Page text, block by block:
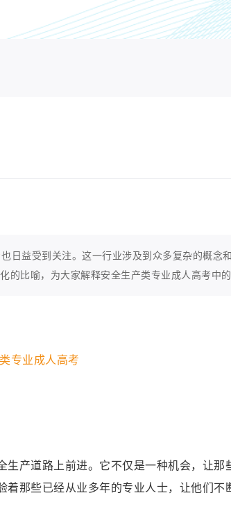
也日益受到关注。这一行业涉及到众多复杂的概念
比喻，为大家解释安全生产类专业成人高考中的
产道路上前进。它不仅是一种机会，让那
那些已经从业多年的专业人士，让他们不